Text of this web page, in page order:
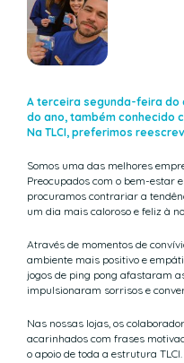
A terceira segunda-feira do
do ano, também conhecido
Na TLCI, preferimos
Somos uma das melhores
Preocupados com o bem-estar
procuramos contrariar a
um dia mais caloroso e feliz à
Através de momentos de
ambiente mais positivo e
jogos de ping pong afastaram
impulsionaram sorrisos e
Nas nossas lojas, os
acarinhados com frases
o apoio de toda a estrutura TLCI.